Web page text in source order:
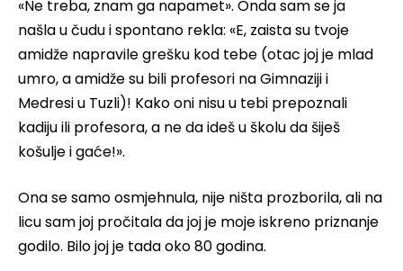
«Ne treba, znam ga napamet». Onda sam se ja
našla u čudu i spontano rekla: «E, zaista su tvoje
amidže napravile grešku kod tebe (otac joj je mlad
umro, a amidže su bili profesori na Gimnaziji i
Medresi u Tuzli)! Kako oni nisu u tebi prepoznali
kadiju ili profesora, a ne da ideš u školu da šiješ
košulje i gaće!».
Ona se samo osmjehnula, nije ništa prozborila, ali na
licu sam joj pročitala da joj je moje iskreno priznanje
godilo. Bilo joj je tada oko 80 godina.